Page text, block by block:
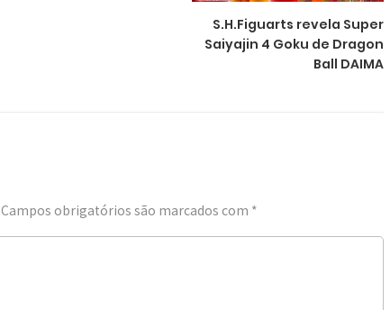
S.H.Figuarts revela Super
Saiyajin 4 Goku de Dragon
Ball DAIMA
Campos obrigatórios são marcados com *